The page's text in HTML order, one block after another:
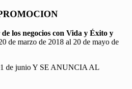
los negocios con Vida y Éxito y
de marzo de 2018 al 20 de mayo de
de junio Y SE ANUNCIA AL